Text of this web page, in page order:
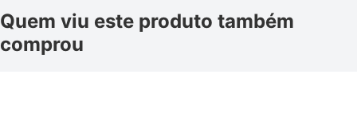
Quem viu este produto também
comprou